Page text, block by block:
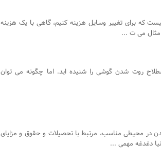
که برای تغییر وسایل هزینه کنیم، گاهی با یک هزینه
مثال می ت ...
روت شدن گوشی را شنیده اید. اما چگونه می توان
در محیطی مناسب، مرتبط با تحصیلات و حقوق و مزایای
دغدغه مهمی ...